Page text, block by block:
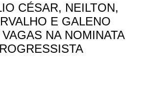
CÉSAR, NEILTON,
E GALENO
NA NOMINATA